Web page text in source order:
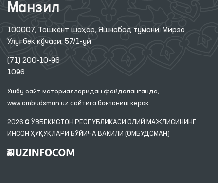
Манзил
100007, Тошкент шаҳар, Яшнобод тумани, Мирзо
Улуғбек кўчаси, 57/1-уй
(71) 200-10-96
1096
Ушбу сайт материалларидан фойдаланганда,
www.ombudsman.uz сайтига боғланиш керак
2026 © ЎЗБЕКИСТОН РЕСПУБЛИКАСИ ОЛИЙ МАЖЛИСИНИНГ
ИНСОН ҲУҚУҚЛАРИ БЎЙИЧА ВАКИЛИ (ОМБУДСМАН)